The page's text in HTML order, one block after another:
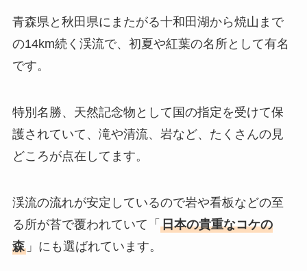
青森県と秋田県にまたがる十和田湖から焼山まで
の14km続く渓流で、初夏や紅葉の名所として有名
です。
特別名勝、天然記念物として国の指定を受けて保
護されていて、滝や清流、岩など、たくさんの見
どころが点在してます。
渓流の流れが安定しているので岩や看板などの至
る所が苔で覆われていて「 日本の貴重なコケの
森」にも選ばれています。